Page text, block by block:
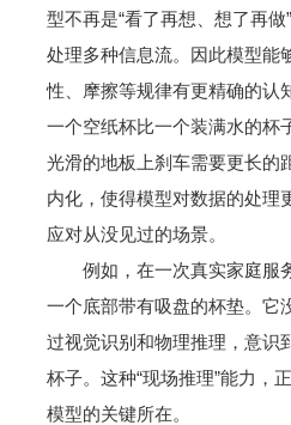
型不再是“看了再想、想了再
处理多种信息流。因此模型能
性、摩擦等规律有更精确的
一个空纸杯比一个装满水的杯
光滑的地板上刹车需要更长的
内化，使得模型对数据的处理
应对从没见过的场景。
例如，在一次真实家庭服
一个底部带有吸盘的杯垫。它
过视觉识别和物理推理，意识
杯子。这种“现场推理”能力，
模型的关键所在。